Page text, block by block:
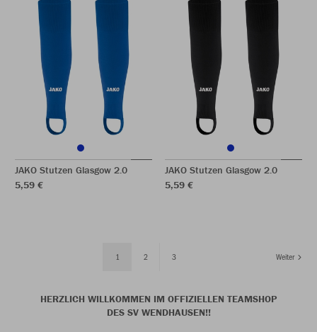
JAKO Stutzen Glasgow 2.0
5,59 €
JAKO Stutzen Glasgow 2.0
5,59 €
1 2 3 Weiter
HERZLICH WILLKOMMEN IM OFFIZIELLEN TEAMSHOP
DES SV WENDHAUSEN!!